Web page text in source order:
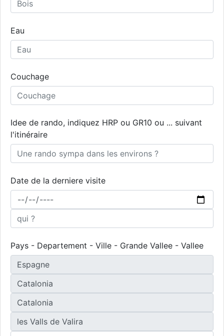
Eau
Couchage
Idee de rando, indiquez HRP ou GR10 ou ... suivant
l'itinéraire
Date de la derniere visite
Pays - Departement - Ville - Grande Vallee - Vallee